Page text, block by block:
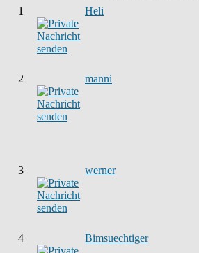
1
Heli
2 manni
3 werner
4 Bimsuechtiger